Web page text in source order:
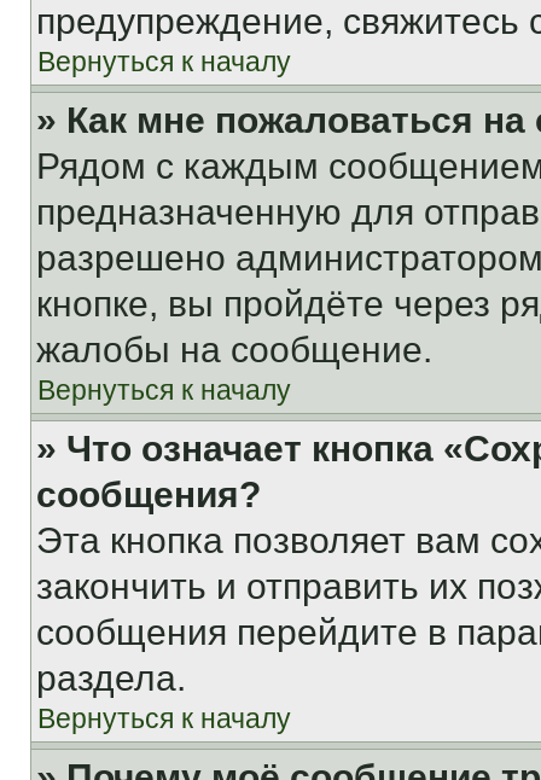
предупреждение,
Вернуться к началу
» Как мне пожаловаться
Рядом с каждым сообщением
предназначенную для
разрешено
кнопке, вы пройдёте через
жалобы на сообщение.
Вернуться к началу
» Что означает кнопка
сообщения?
Эта кнопка позволяет вам
закончить и отправить их
сообщения перейдите в
раздела.
Вернуться к началу